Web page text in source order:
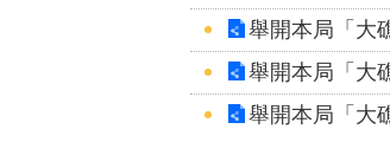
舉開本局「大
舉開本局「大
舉開本局「大